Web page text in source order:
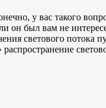
у вас такого
он был вам не
светового